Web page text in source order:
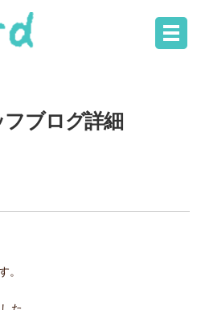
ブログ詳細
。